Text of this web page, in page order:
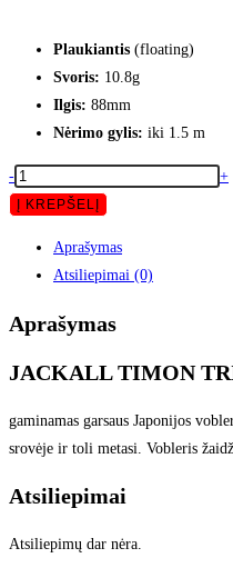
Plaukiantis (floating)
Svoris: 10.8g
Ilgis: 88mm
Nėrimo gylis: iki 1.5 m
- +
Į KREPŠELĮ
Aprašymas
Atsiliepimai (0)
Aprašymas
JACKALL TIMON
gaminamas garsaus Japonijos
srovėje ir toli metasi. Vobleris
Atsiliepimai
Atsiliepimų dar nėra.